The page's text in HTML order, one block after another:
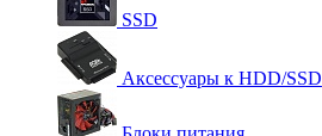
SSD
Аксессуары к HDD/SSD